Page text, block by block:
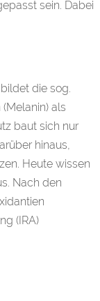
sein. Dabei
die sog.
als
baut sich nur
hinaus,
Heute wissen
Nach den
(IRA)